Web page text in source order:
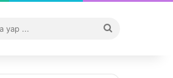
...